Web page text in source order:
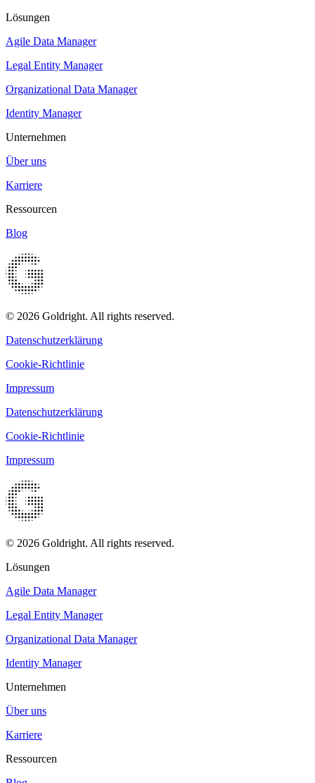
Lösungen
Agile Data Manager
Legal Entity Manager
Organizational Data Manager
Identity Manager
Unternehmen
Über uns
Karriere
Ressourcen
Blog
© 2026 Goldright. All rights reserved.
Datenschutzerklärung
Cookie-Richtlinie
Impressum
Datenschutzerklärung
Cookie-Richtlinie
Impressum
© 2026 Goldright. All rights reserved.
Lösungen
Agile Data Manager
Legal Entity Manager
Organizational Data Manager
Identity Manager
Unternehmen
Über uns
Karriere
Ressourcen